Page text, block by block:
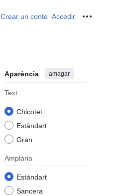
Crear un conte Accedir
Aparència amagar
Text
Chicotet
Estàndart
Gran
Amplària
Estàndart
Sancera